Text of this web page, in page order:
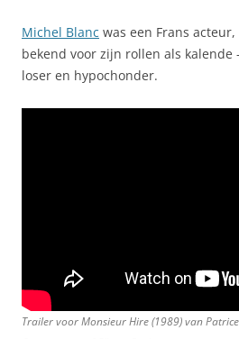
Michel Blanc was een Frans
bekend voor zijn rollen als
loser en hypochonder.
Trailer voorMonsieur Hire(1989) van